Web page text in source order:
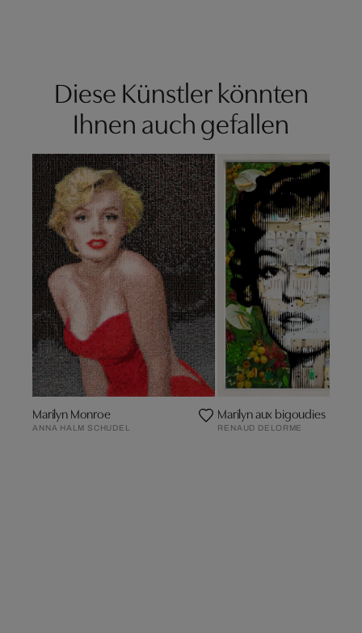
Diese Künstler könnten
Ihnen auch gefallen
Marilyn Monroe
ANNA HALM SCHUDEL
Marilyn aux bigoudies
RENAUD DELORME